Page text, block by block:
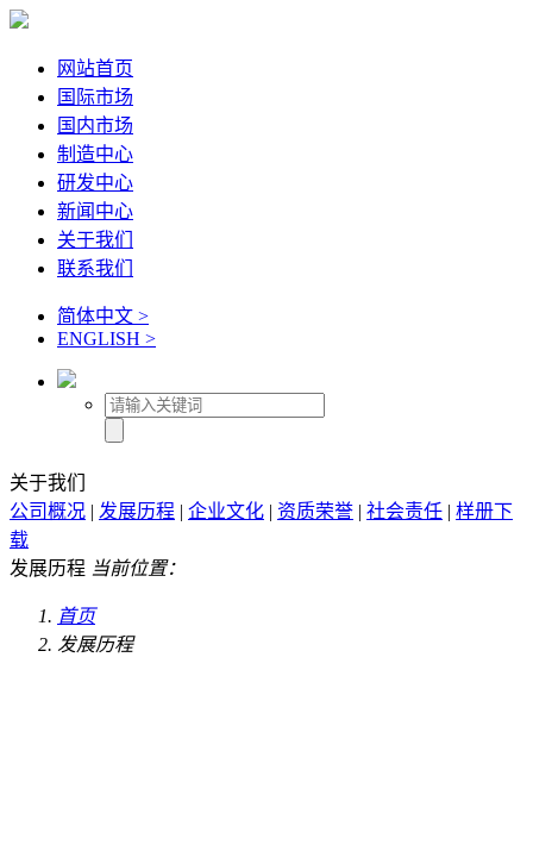
网站首页
国际市场
国内市场
制造中心
研发中心
新闻中心
关于我们
联系我们
简体中文 >
ENGLISH >
关于我们
公司概况 | 发展历程 | 企业文化 | 资质荣誉 | 社会责任 | 样册下
载
发展历程 当前位置：
首页
发展历程